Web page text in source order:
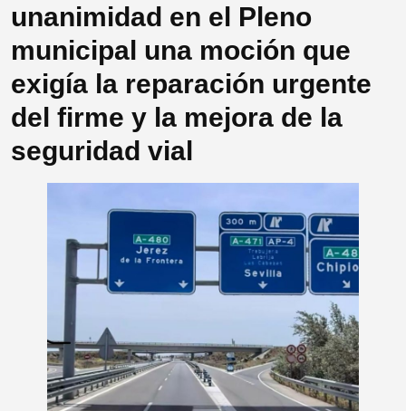
unanimidad en el Pleno
municipal una moción que
exigía la reparación urgente
del firme y la mejora de la
seguridad vial